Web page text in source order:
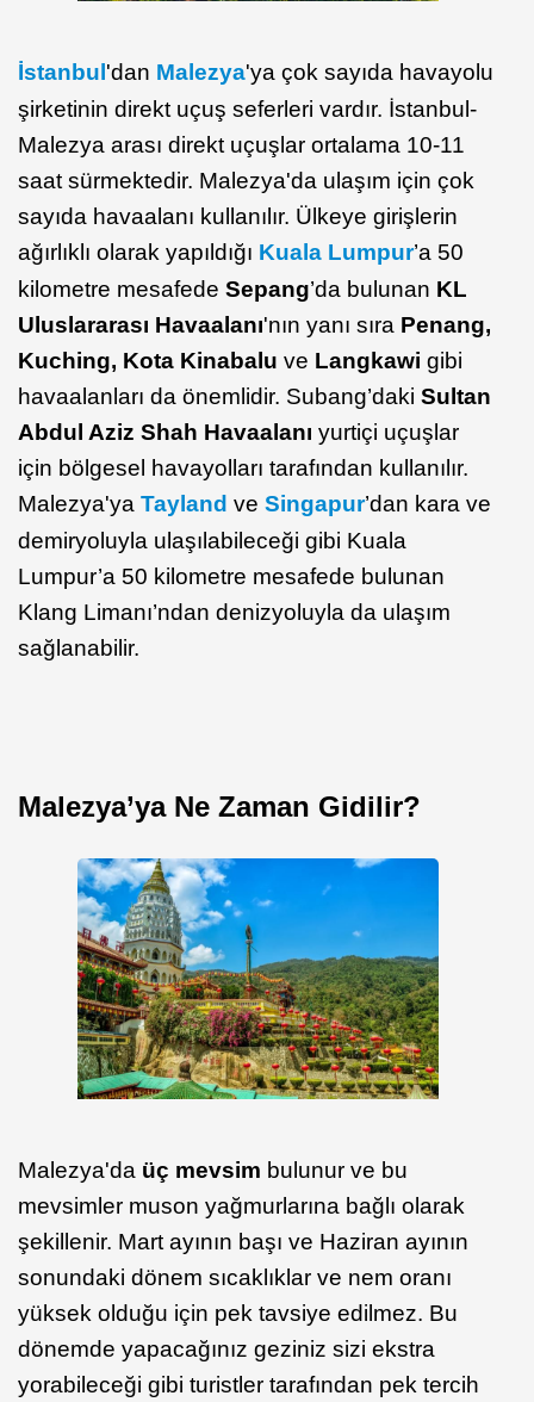
İstanbul 'dan Malezya'ya çok sayıda havayolu
şirketinin direkt uçuş seferleri vardır. İstanbul-
Malezya arası direkt uçuşlar ortalama 10-11
saat sürmektedir. Malezya'da ulaşım için çok
sayıda havaalanı kullanılır. Ülkeye girişlerin
ağırlıklı olarak yapıldığı Kuala Lumpur’a 50
kilometre mesafede Sepang’da bulunan KL
Uluslararası Havaalanı'nın yanı sıra Penang,
Kuching, Kota Kinabalu ve Langkawi gibi
havaalanları da önemlidir. Subang’daki Sultan
Abdul Aziz Shah Havaalanı yurtiçi uçuşlar
için bölgesel havayolları tarafından kullanılır.
Malezya'ya Tayland ve Singapur’dan kara ve
demiryoluyla ulaşılabileceği gibi Kuala
Lumpur’a 50 kilometre mesafede bulunan
Klang Limanı’ndan denizyoluyla da ulaşım
sağlanabilir.
Malezya’ya Ne Zaman Gidilir?
Malezya'da üç mevsim bulunur ve bu
mevsimler muson yağmurlarına bağlı olarak
şekillenir. Mart ayının başı ve Haziran ayının
sonundaki dönem sıcaklıklar ve nem oranı
yüksek olduğu için pek tavsiye edilmez. Bu
dönemde yapacağınız geziniz sizi ekstra
yorabileceği gibi turistler tarafından pek tercih